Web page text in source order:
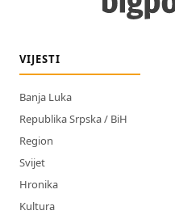
VIJESTI
Banja Luka
Republika Srpska / BiH
Region
Svijet
Hronika
Kultura